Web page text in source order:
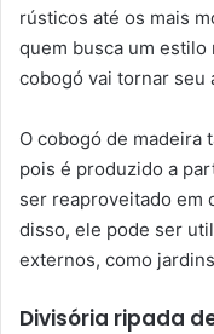
rústicos até os mais
quem busca um estilo
cobogó vai tornar seu
O cobogó de madeira
pois é produzido a
ser reaproveitado em
disso, ele pode ser
externos, como
Divisória ripada